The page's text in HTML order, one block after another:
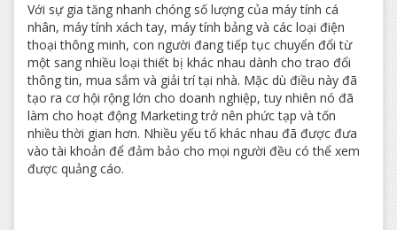
Với sự gia tăng nhanh chóng số lượng của máy tính cá
nhân, máy tính xách tay, máy tính bảng và các loại điện
thoại thông minh, con người đang tiếp tục chuyển đổi từ
một sang nhiều loại thiết bị khác nhau dành cho trao đổi
thông tin, mua sắm và giải trí tại nhà. Mặc dù điều này đã
tạo ra cơ hội rộng lớn cho doanh nghiệp, tuy nhiên nó đã
làm cho hoạt động Marketing trở nên phức tạp và tốn
nhiều thời gian hơn. Nhiều yếu tố khác nhau đã được đưa
vào tài khoản để đảm bảo cho mọi người đều có thể xem
được quảng cáo.